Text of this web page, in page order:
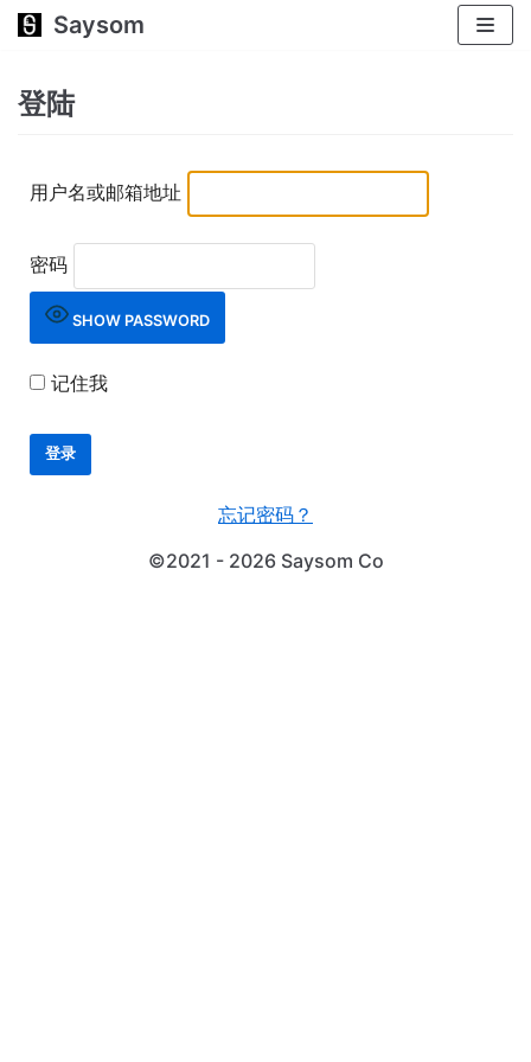
跳
正
文
Saysom
登陆
用户名或邮箱地址
密码
SHOW PASSWORD
记住我
忘记密码？
©2021 - 2026 Saysom Co